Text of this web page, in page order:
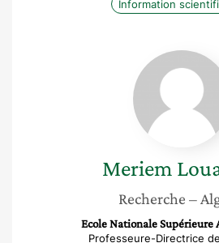
Information
Meriem
Meriem
Recherche –
Ecole Nationale Supérieure
Professeure-Directrice